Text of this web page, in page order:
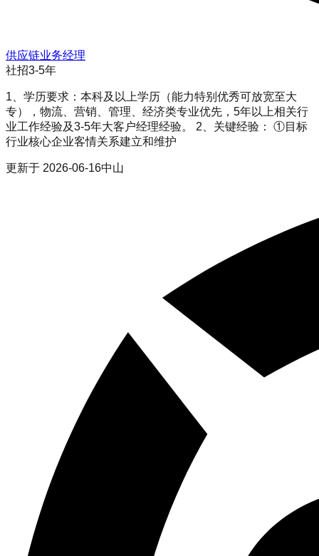
供应链业务经理
社招3-5年
1、学历要求：本科及以上学历（能力特别优秀可放宽至大
专），物流、营销、管理、经济类专业优先，5年以上相关行
业工作经验及3-5年大客户经理经验。 2、关键经验： ①目标
行业核心企业客情关系建立和维护
更新于 2026-06-16中山